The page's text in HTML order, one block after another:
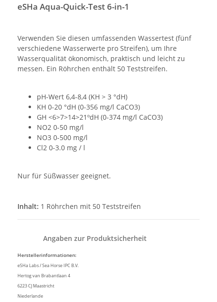
eSHa Aqua-Quick-Test 6-in-1
Verwenden Sie diesen umfassenden Wassertest (fünf
verschiedene Wasserwerte pro Streifen), um Ihre
Wasserqualität ökonomisch, praktisch und leicht zu
messen. Ein Röhrchen enthält 50 Teststreifen.
pH-Wert 6,4-8,4 (KH > 3 °dH)
KH 0-20 °dH (0-356 mg/l CaCO3)
GH <6>7>14>21ºdH (0-374 mg/l CaCO3)
NO2 0-50 mg/l
NO3 0-500 mg/l
Cl2 0-3.0 mg / l
Nur für Süßwasser geeignet.
Inhalt: 1 Röhrchen mit 50 Teststreifen
Angaben zur Produktsicherheit
Herstellerinformationen:
eSHa Labs / Sea Horse IPC B.V.
Hertog van Brabantlaan 4
6223 CJ Maastricht
Niederlande